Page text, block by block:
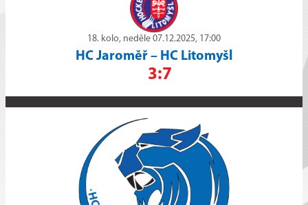
18. kolo, neděle 07.12.2025, 17:00
HC Jaroměř– HC Litomyšl
3:7